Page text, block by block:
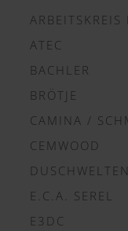
ARBEITSKREIS
ATEC
BACHLER
BRÖTJE
CAMINA /
CEMWOOD
DUSCHWELTEN
E.C.A. SEREL
E3DC